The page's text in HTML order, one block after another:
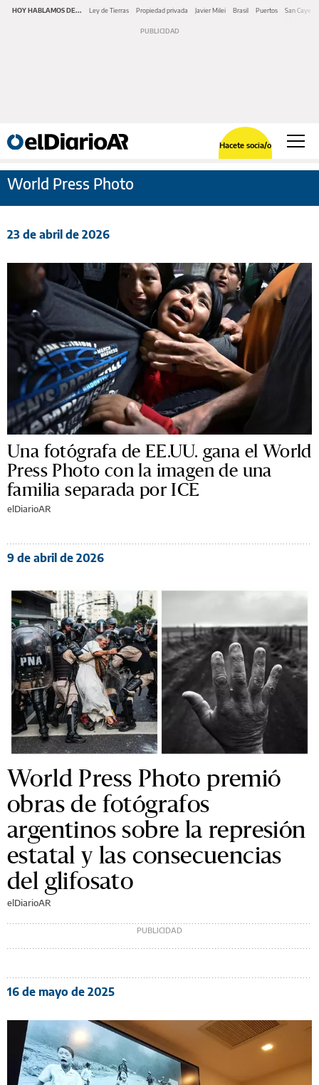
HOY HABLAMOS DE... Ley de Tierras Propiedad privada Javier Milei Brasil Puertos San
Hacete socia/o
World Press Photo
23 de abril de 2026
Una fotógrafa de EE.UU. gana el World
Press Photo con la imagen de una
familia separada por ICE
elDiarioAR
9 de abril de 2026
World Press Photo premió
obras de fotógrafos
argentinos sobre la represión
estatal y las consecuencias
del glifosato
elDiarioAR
16 de mayo de 2025